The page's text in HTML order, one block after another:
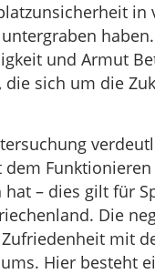
in
und Armut
sich um die
– dies gilt für
Die
mit
Hier besteht